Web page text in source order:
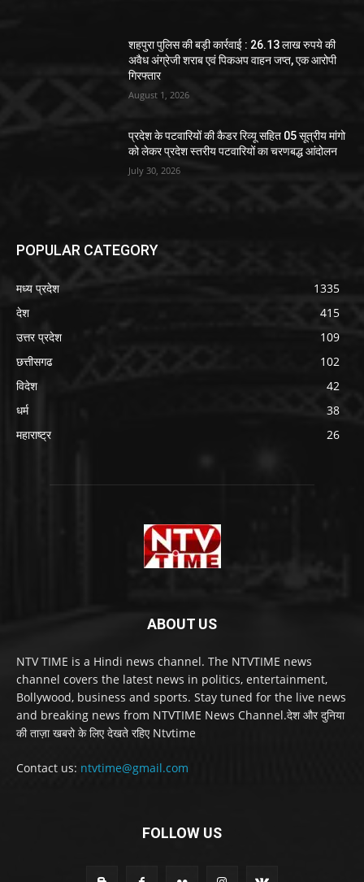
शहपुरा पुलिस की बड़ी कार्रवाई : 26.13 लाख रुपये की
अवैध अंग्रेजी शराब एवं पिकअप वाहन जप्त, एक आरोपी
गिरफ्तार
August 1, 2026
प्रदेश के पटवारियों की कैडर रिव्यू सहित 05 सूत्रीय मांगो
को लेकर प्रदेश स्तरीय पटवारियों का चरणबद्ध आंदोलन
July 30, 2026
POPULAR CATEGORY
मध्य प्रदेश
1335
देश
415
उत्तर प्रदेश
109
छत्तीसगढ
102
विदेश
42
धर्म
38
महाराष्ट्र
26
ABOUT US
NTV TIME is a Hindi news channel. The NTVTIME news
channel covers the latest news in politics, entertainment,
Bollywood, business and sports. Stay tuned for the live news
and breaking news from NTVTIME News Channel.देश और दुनिया
की ताज़ा खबरो के लिए देखते रहिए Ntvtime
Contact us: ntvtime@gmail.com
FOLLOW US